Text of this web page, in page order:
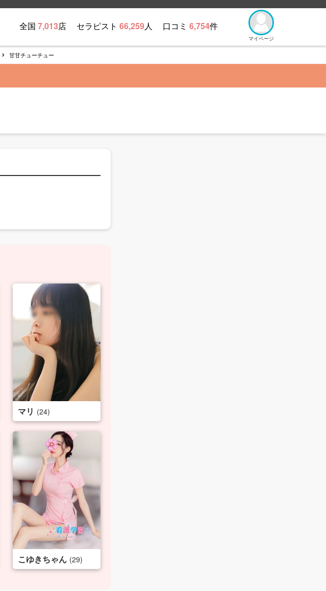
全国 7,013店 セラピスト 66,259人 口コミ 6,754件
マイページ
甘甘チューチュー
マリ (24)
こゆきちゃん (29)